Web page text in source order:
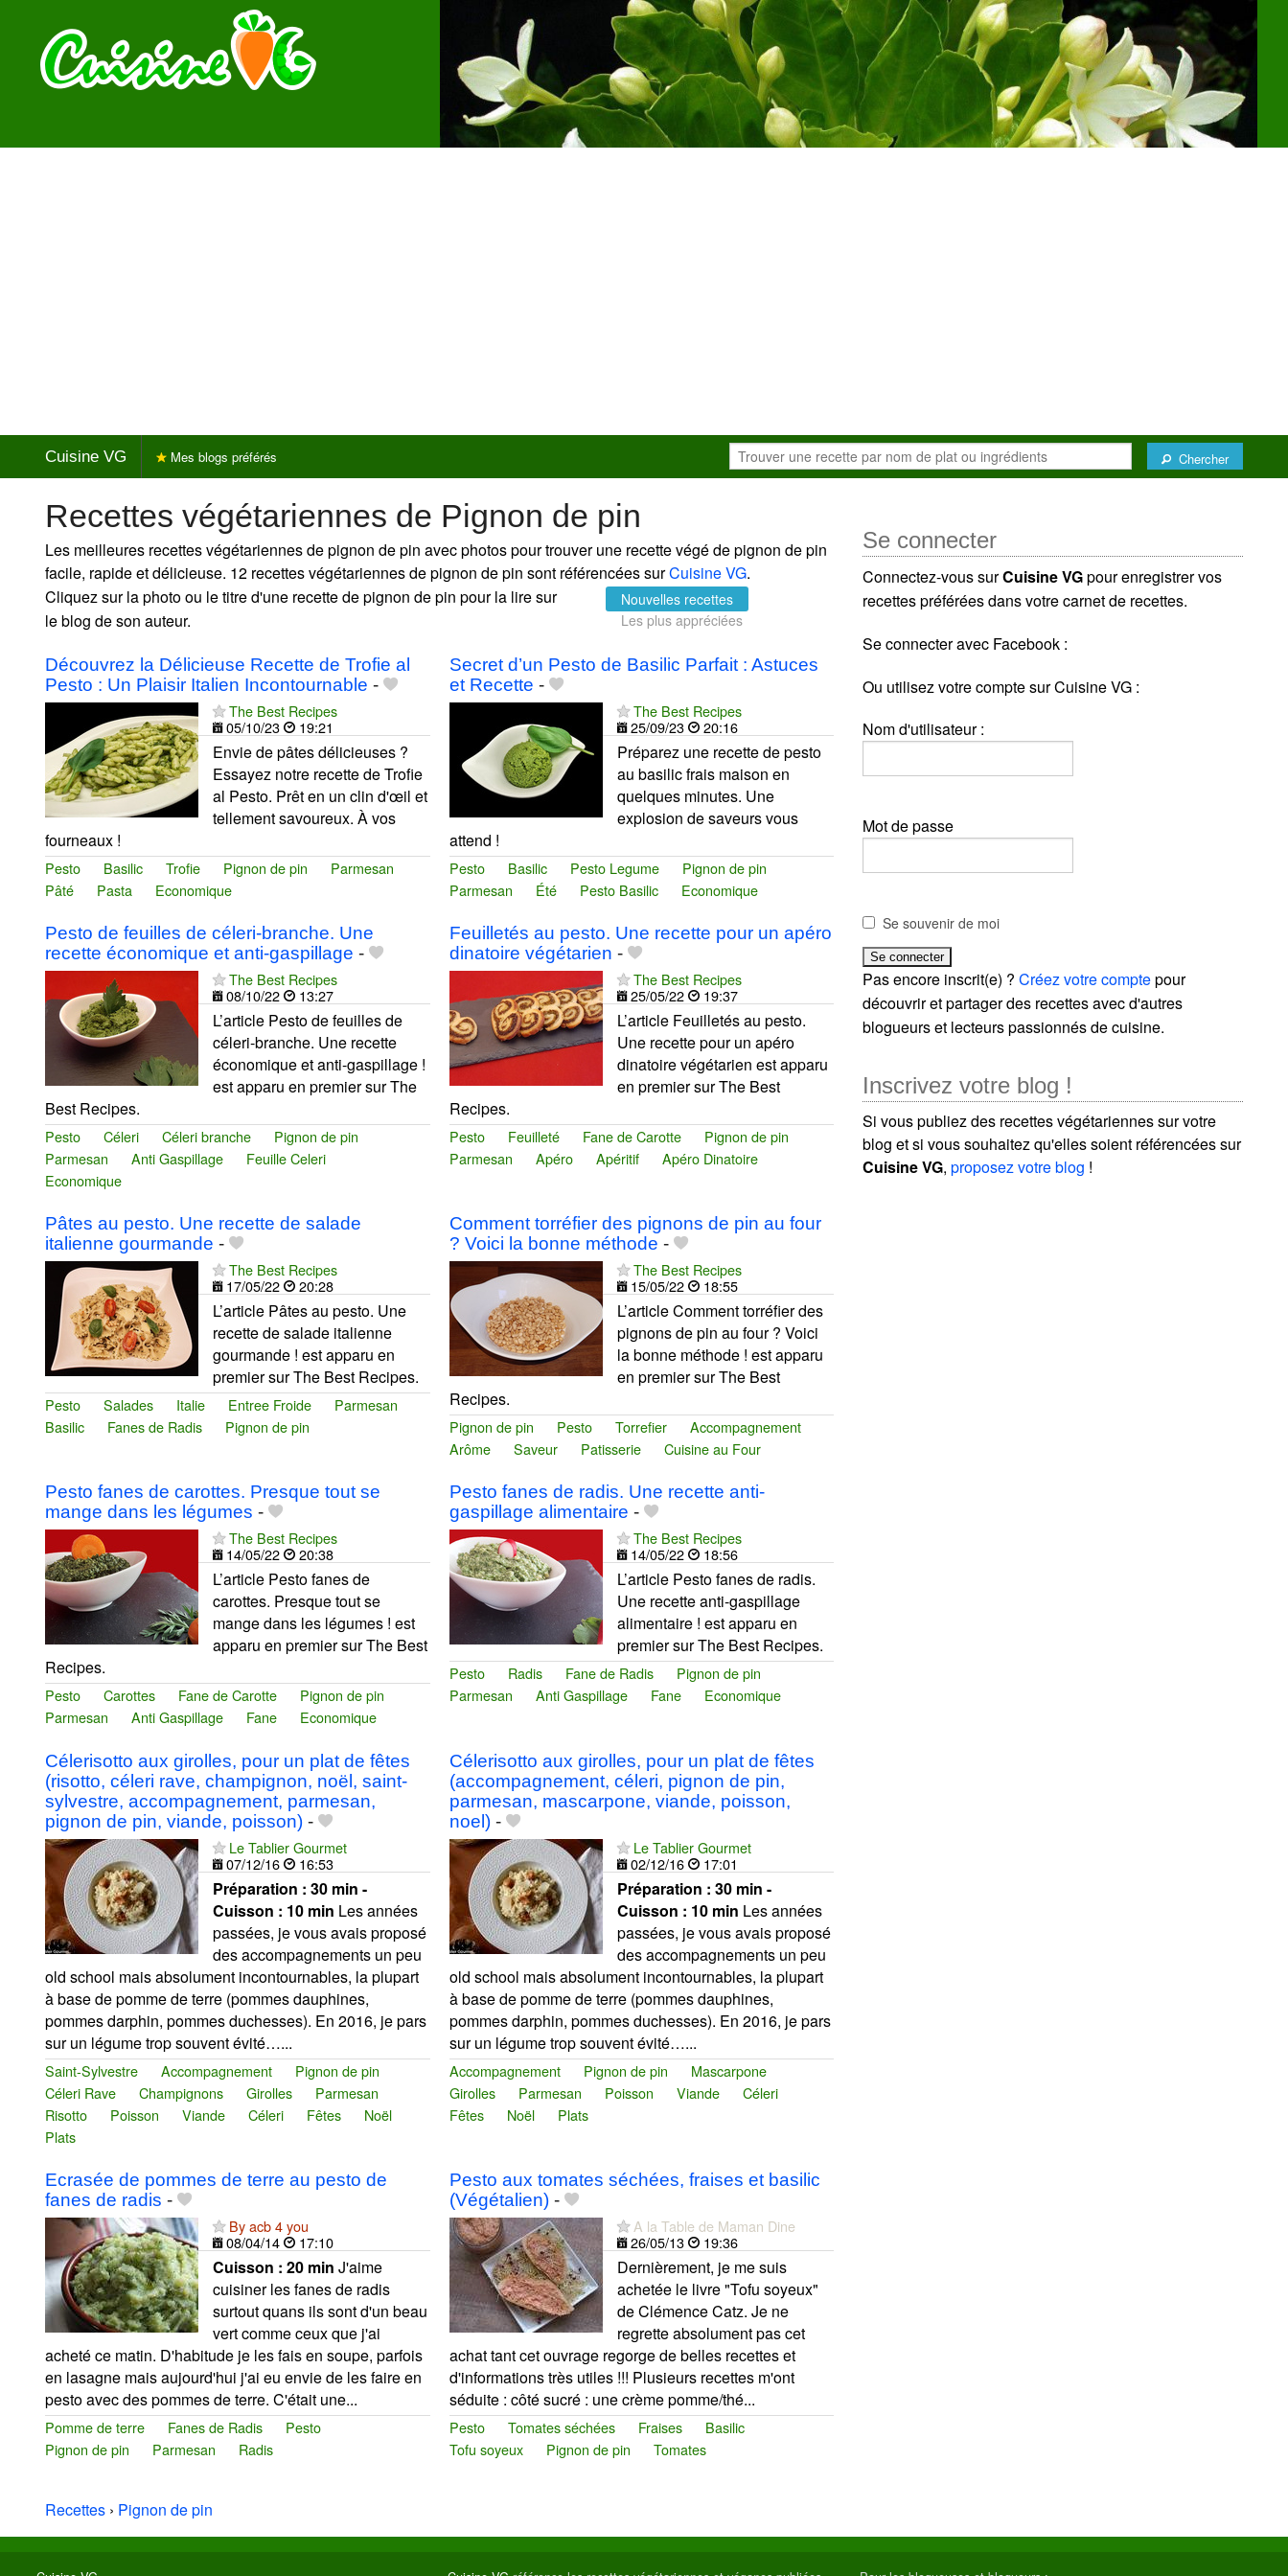
Cuisine VG Chercher
Mes blogs préférés
Recettes végétariennes de Pignon de pin
Les meilleures recettes végétariennes de pignon de pin avec photos pour trouver une recette végé de pignon de pin
facile, rapide et délicieuse. 12 recettes végétariennes de pignon de pin sont référencées surCuisine VG.
Cliquez sur la photo ou le titre d'une recette de pignon de pin pour la lire sur
le blog de son auteur.
Nouvelles recettes
Les plus appréciées
Découvrez la Délicieuse Recette de Trofie al
Pesto : Un Plaisir Italien Incontournable -
The Best Recipes
05/10/23
19:21
Envie de pâtes délicieuses ?
Essayez notre recette de Trofie
al Pesto. Prêt en un clin d'œil et
tellement savoureux. À vos
fourneaux !
Pesto Basilic Trofie Pignon de pin
Parmesan
Pâté
Pasta Economique
Secret d’un Pesto de Basilic Parfait : Astuces
et Recette -
The Best Recipes
25/09/23
20:16
Préparez une recette de pesto
au basilic frais maison en
quelques minutes. Une
explosion de saveurs vous
attend !
Pesto Basilic Pesto Legume
Pignon de pin
Parmesan
Été Pesto Basilic Economique
Pesto de feuilles de céleri-branche. Une
recette économique et anti-gaspillage -
The Best Recipes
08/10/22
13:27
L’article Pesto de feuilles de
céleri-branche. Une recette
économique et anti-gaspillage !
est apparu en premier sur The
Best Recipes.
Pesto Céleri Céleri branche
Pignon de pin
Parmesan
Anti Gaspillage
Feuille Celeri
Economique
Feuilletés au pesto. Une recette pour un apéro
dinatoire végétarien -
The Best Recipes
25/05/22
19:37
L’article Feuilletés au pesto.
Une recette pour un apéro
dinatoire végétarien est apparu
en premier sur The Best
Recipes.
Pesto Feuilleté Fane de Carotte
Pignon de pin
Parmesan
Apéro Apéritif Apéro Dinatoire
Pâtes au pesto. Une recette de salade
italienne gourmande -
The Best Recipes
17/05/22
20:28
L’article Pâtes au pesto. Une
recette de salade italienne
gourmande ! est apparu en
premier sur The Best Recipes.
Pesto Salades Italie Entree Froide
Parmesan
Basilic
Fanes de Radis Pignon de pin
Comment torréfier des pignons de pin au four
? Voici la bonne méthode -
The Best Recipes
15/05/22
18:55
L’article Comment torréfier des
pignons de pin au four ? Voici
la bonne méthode ! est apparu
en premier sur The Best
Recipes.
Pignon de pin Pesto Torrefier
Accompagnement
Arôme
Saveur Patisserie Cuisine au Four
Pesto fanes de carottes. Presque tout se
mange dans les légumes -
The Best Recipes
14/05/22
20:38
L’article Pesto fanes de
carottes. Presque tout se
mange dans les légumes ! est
apparu en premier sur The Best
Recipes.
Pesto Carottes Fane de Carotte
Pignon de pin
Parmesan
Anti Gaspillage Fane Economique
Pesto fanes de radis. Une recette anti-
gaspillage alimentaire -
The Best Recipes
14/05/22
18:56
L’article Pesto fanes de radis.
Une recette anti-gaspillage
alimentaire ! est apparu en
premier sur The Best Recipes.
Pesto Radis Fane de Radis
Pignon de pin
Parmesan
Anti Gaspillage Fane Economique
Célerisotto aux girolles, pour un plat de fêtes
(risotto, céleri rave, champignon, noël, saint-
sylvestre, accompagnement, parmesan,
pignon de pin, viande, poisson) -
Le Tablier Gourmet
07/12/16
16:53
Préparation : 30 min -
Cuisson : 10 min Les années
passées, je vous avais proposé
des accompagnements un peu
old school mais absolument incontournables, la plupart
à base de pomme de terre (pommes dauphines,
pommes darphin, pommes duchesses). En 2016, je pars
sur un légume trop souvent évité…...
Saint-Sylvestre Accompagnement
Pignon de pin
Céleri Rave
Champignons Girolles
Parmesan
Risotto
Poisson Viande Céleri Fêtes
Noël
Plats
Célerisotto aux girolles, pour un plat de fêtes
(accompagnement, céleri, pignon de pin,
parmesan, mascarpone, viande, poisson,
noel)-
Le Tablier Gourmet
02/12/16
17:01
Préparation : 30 min -
Cuisson : 10 min Les années
passées, je vous avais proposé
des accompagnements un peu
old school mais absolument incontournables, la plupart
à base de pomme de terre (pommes dauphines,
pommes darphin, pommes duchesses). En 2016, je pars
sur un légume trop souvent évité…...
Accompagnement Pignon de pin
Mascarpone
Girolles
Parmesan Poisson Viande
Céleri
Fêtes
Noël Plats
Ecrasée de pommes de terre au pesto de
fanes de radis -
By acb 4 you
08/04/14
17:10
Cuisson : 20 min J'aime
cuisiner les fanes de radis
surtout quans ils sont d'un beau
vert comme ceux que j'ai
acheté ce matin. D'habitude je les fais en soupe, parfois
en lasagne mais aujourd'hui j'ai eu envie de les faire en
pesto avec des pommes de terre. C'était une...
Pomme de terre Fanes de Radis
Pesto
Pignon de pin
Parmesan Radis
Pesto aux tomates séchées, fraises et basilic
(Végétalien)-
A la Table de Maman Dine
26/05/13
19:36
Dernièrement, je me suis
achetée le livre "Tofu soyeux"
de Clémence Catz. Je ne
regrette absolument pas cet
achat tant cet ouvrage regorge de belles recettes et
d'informations très utiles !!! Plusieurs recettes m'ont
séduite : côté sucré : une crème pomme/thé...
Pesto Tomates séchées Fraises
Basilic
Tofu soyeux
Pignon de pin Tomates
Recettes › Pignon de pin
Se connecter
Connectez-vous surCuisine VGpour enregistrer vos
recettes préférées dans votre carnet de recettes.
Se connecter avec Facebook :
Ou utilisez votre compte sur Cuisine VG :
Nom d'utilisateur :
Mot de passe
Se souvenir de moi
Pas encore inscrit(e) ?Créez votre comptepour
découvrir et partager des recettes avec d'autres
blogueurs et lecteurs passionnés de cuisine.
Inscrivez votre blog !
Si vous publiez des recettes végétariennes sur votre
blog et si vous souhaitez qu'elles soient référencées sur
Cuisine VG,proposez votre blog !